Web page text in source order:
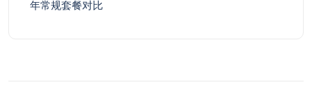
年常规套餐对比